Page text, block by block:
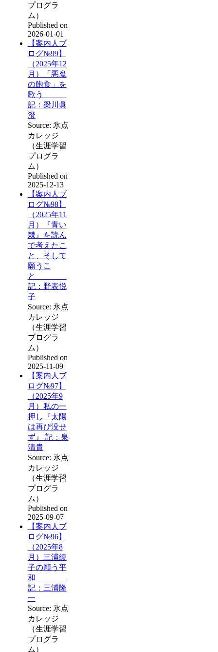
プログラ
ム）
Published on
2026-01-01
【案内人ブ
ログ№99】
（2025年12
月）「悪魔
の飽食」を
歌う
記：梁川眞
澄
Source: 氷点
カレッジ
（生涯学習
プログラ
ム）
Published on
2025-12-13
【案内人ブ
ログ№98】
（2025年11
月）『青い
棘』を読ん
で考えたこ
と、そして
願うこ
と
記：野表悦
子
Source: 氷点
カレッジ
（生涯学習
プログラ
ム）
Published on
2025-11-09
【案内人ブ
ログ№97】
（2025年9
月）私の一
押し『太陽
は再び没せ
ず』 記：泉
清貴
Source: 氷点
カレッジ
（生涯学習
プログラ
ム）
Published on
2025-09-07
【案内人ブ
ログ№96】
（2025年8
月）三浦綾
子の願う平
和
記：三浦隆
一
Source: 氷点
カレッジ
（生涯学習
プログラ
ム）